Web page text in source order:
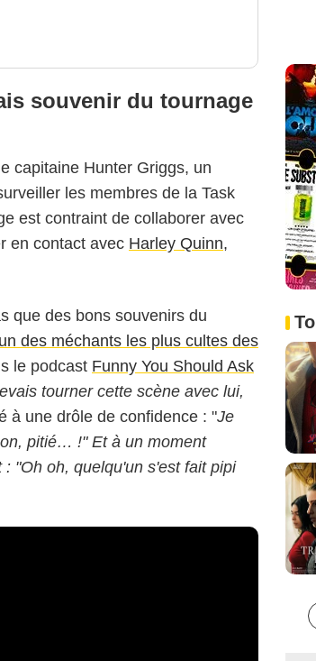
souvenir du tournage
capitaine Hunter Griggs, un
les membres de la Task
est contraint de collaborer avec
en contact avec Harley Quinn,
que des bons souvenirs du
des méchants les plus cultes des
le podcast Funny You Should Ask
tourner cette scène avec lui,
à une drôle de confidence : "Je
pitié… !" Et à un moment
"Oh oh, quelqu'un s'est fait pipi